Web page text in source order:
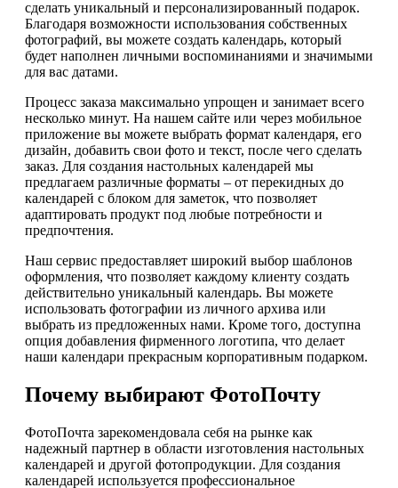
сделать уникальный и персонализированный подарок.
Благодаря возможности использования собственных
фотографий, вы можете создать календарь, который
будет наполнен личными воспоминаниями и значимыми
для вас датами.
Процесс заказа максимально упрощен и занимает всего
несколько минут. На нашем сайте или через мобильное
приложение вы можете выбрать формат календаря, его
дизайн, добавить свои фото и текст, после чего сделать
заказ. Для создания настольных календарей мы
предлагаем различные форматы – от перекидных до
календарей с блоком для заметок, что позволяет
адаптировать продукт под любые потребности и
предпочтения.
Наш сервис предоставляет широкий выбор шаблонов
оформления, что позволяет каждому клиенту создать
действительно уникальный календарь. Вы можете
использовать фотографии из личного архива или
выбрать из предложенных нами. Кроме того, доступна
опция добавления фирменного логотипа, что делает
наши календари прекрасным корпоративным подарком.
Почему выбирают ФотоПочту
ФотоПочта зарекомендовала себя на рынке как
надежный партнер в области изготовления настольных
календарей и другой фотопродукции. Для создания
календарей используется профессиональное